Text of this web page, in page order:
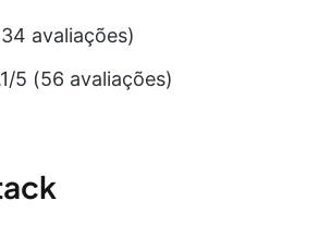
avaliações)
5 (56 avaliações)